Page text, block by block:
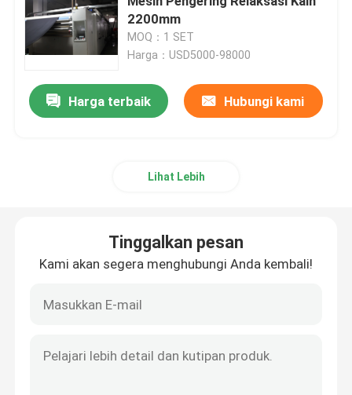
Tentang kami
Tur Pabrik
Permintaan Penawaran
2200mm
MOQ：1 SET
Harga：USD5000-98000
Harga terbaik Hubungi kami
Lihat Lebih
Tinggalkan pesan
Kami akan segera menghubungi Anda kembali!